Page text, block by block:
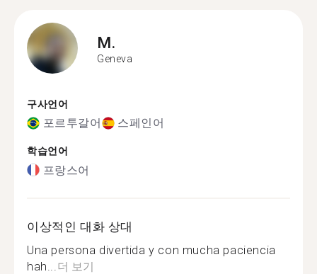
M.
Geneva
구사언어
포르투갈어 스페인어
학습언어
프랑스어
이상적인 대화 상대
Una persona divertida y con mucha paciencia
hah... 더 보기